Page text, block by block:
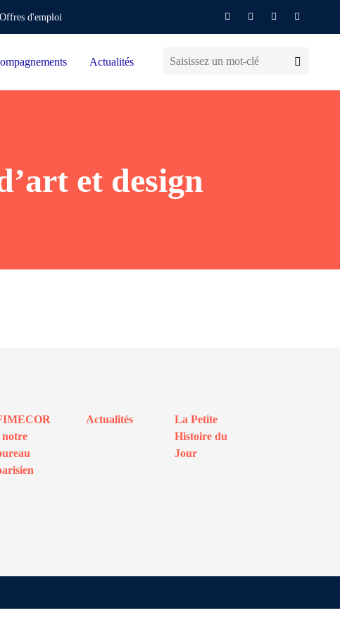
Offres d'emploi
Actualités
et design
notre
Actualités
La Petite
Histoire du
Jour